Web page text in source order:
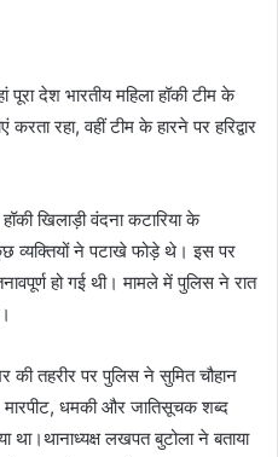
देश भारतीय महिला हॉकी टीम के
रहा, वहीं टीम के हारने पर हरिद्वार
खिलाड़ी वंदना कटारिया के
कुछ व्यक्तियों ने पटाखे फोड़े थे। इस पर
हो गई थी। मामले में पुलिस ने रात
की तहरीर पर पुलिस ने सुमित चौहान
धमकी और जातिसूचक शब्द
लखपत बुटोला ने बताया